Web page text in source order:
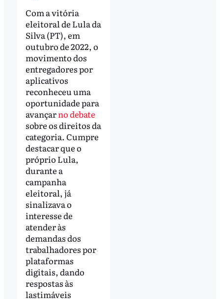
Com a vitória
eleitoral de Lula da
Silva (PT), em
outubro de 2022, o
movimento dos
entregadores por
aplicativos
reconheceu uma
oportunidade para
avançarno debate
sobre os direitos da
categoria. Cumpre
destacar que o
próprio Lula,
durante a
campanha
eleitoral, já
sinalizava o
interesse de
atender às
demandas dos
trabalhadores por
plataformas
digitais, dando
respostas às
lastimáveis